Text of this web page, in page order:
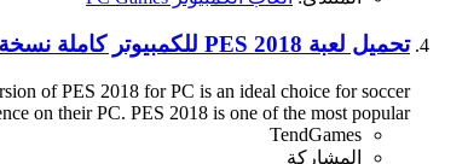
تحميل لعبة PES 2018 للكمبيوتر كاملة نسخة اصلية
of PES 2018 for PC is an ideal choice for soccer
on their PC. PES 2018 is one of the most popular...
TendGames
المشاركة